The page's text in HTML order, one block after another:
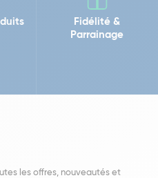
Fidélité &
Parrainage
les offres, nouveautés et